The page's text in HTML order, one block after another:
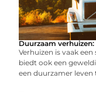
Duurzaam
Verhuizen is vaak
biedt ook een
een duurzamer leven